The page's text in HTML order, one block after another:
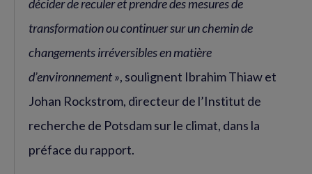
décider de reculer et prendre des mesures de
transformation ou continuer sur un chemin de
changements irréversibles en matière
d’environnement », soulignent Ibrahim Thiaw et
Johan Rockstrom, directeur de l’Institut de
recherche de Potsdam sur le climat, dans la
préface du rapport.